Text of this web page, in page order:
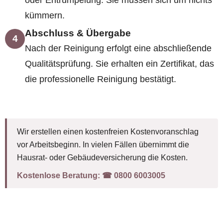
kümmern.
4 Abschluss & Übergabe
Nach der Reinigung erfolgt eine abschließende
Qualitätsprüfung. Sie erhalten ein Zertifikat, das
die professionelle Reinigung bestätigt.
Wir erstellen einen kostenfreien Kostenvoranschlag
vor Arbeitsbeginn. In vielen Fällen übernimmt die
Hausrat- oder Gebäudeversicherung die Kosten.
Kostenlose Beratung: ☎︎ 0800 6003005